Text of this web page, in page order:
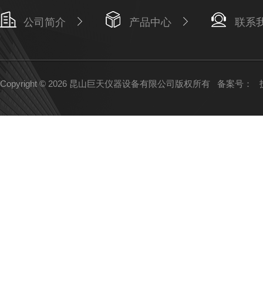
公司简介 产品中心 联系
Copyright © 2026 昆山巨天仪器设备有限公司版权所有 备案号：